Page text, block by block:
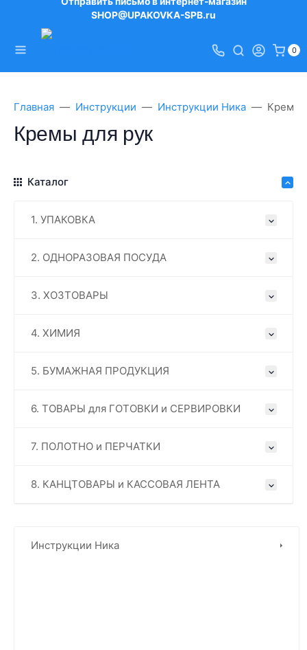
SHOP@UPAKOVKA-SPB.ru
0
Главная Инструкции Инструкции Ника Кремы
Кремы для рук
Каталог
1. УПАКОВКА
2. ОДНОРАЗОВАЯ ПОСУДА
3. ХОЗТОВАРЫ
4. ХИМИЯ
5. БУМАЖНАЯ ПРОДУКЦИЯ
6. ТОВАРЫ для ГОТОВКИ и СЕРВИРОВКИ
7. ПОЛОТНО и ПЕРЧАТКИ
8. КАНЦТОВАРЫ и КАССОВАЯ ЛЕНТА
Инструкции Ника